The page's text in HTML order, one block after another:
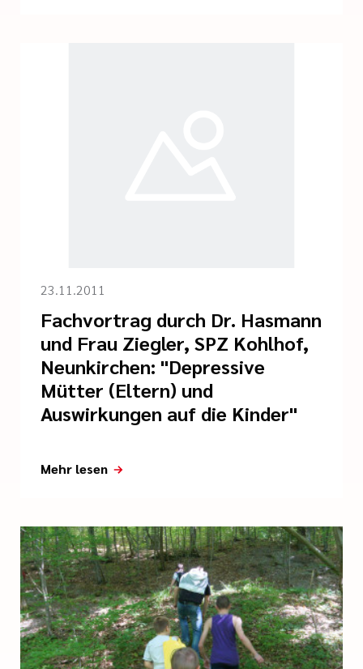
23.11.2011
Fachvortrag durch Dr. Hasmann
und Frau Ziegler, SPZ Kohlhof,
Neunkirchen: "Depressive
Mütter (Eltern) und
Auswirkungen auf die Kinder"
Mehr lesen